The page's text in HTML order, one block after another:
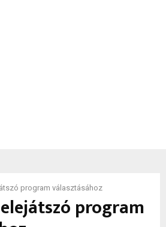
program választásához
program